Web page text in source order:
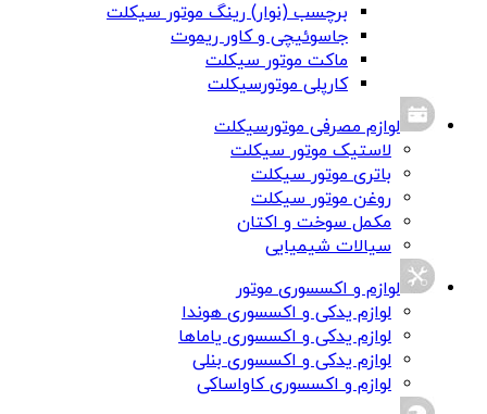
برچسب (نوار) رینگ موتور سیکلت
جاسوئیچی و کاور ریموت
ماکت موتور سیکلت
کارپلی موتورسیکلت
لوازم مصرفی موتورسیکلت
لاستیک موتور سیکلت
باتری موتور سیکلت
روغن موتور سیکلت
مکمل سوخت و اکتان
سیالات شیمیایی
لوازم و اکسسوری موتور
لوازم یدکی و اکسسوری هوندا
لوازم یدکی و اکسسوری یاماها
لوازم یدکی و اکسسوری بنلی
لوازم و اکسسوری کاواساکی